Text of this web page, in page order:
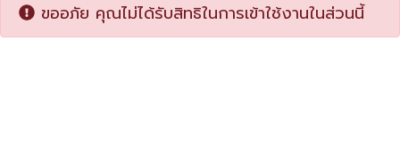
ขออภัย คุณไม่ได้รับสิทธิในการเข้าใช้งานในส่วนนี้